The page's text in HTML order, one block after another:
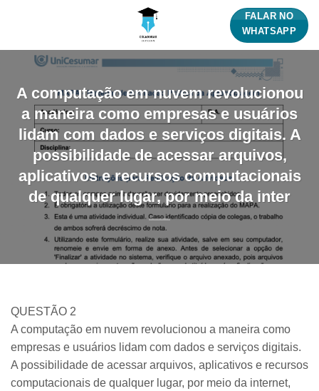
FALAR NO
WHATSAPP
A computação em nuvem revolucionou
a maneira como empresas e usuários
lidam com dados e serviços digitais. A
possibilidade de acessar arquivos,
aplicativos e recursos computacionais
de qualquer lugar, por meio da inter
QUESTÃO 2
A computação em nuvem revolucionou a maneira como
empresas e usuários lidam com dados e serviços digitais.
A possibilidade de acessar arquivos, aplicativos e recursos
computacionais de qualquer lugar, por meio da internet,